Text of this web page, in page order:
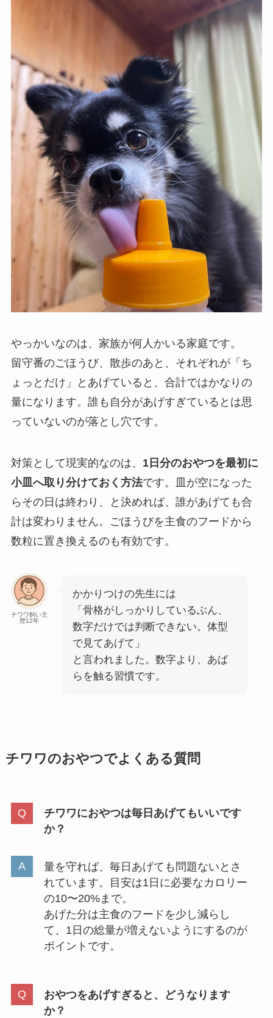
やっかいなのは、家族が何人かいる家庭です。
留守番のごほうび、散歩のあと、それぞれが「ち
ょっとだけ」とあげていると、合計ではかなりの
量になります。誰も自分があげすぎているとは思
っていないのが落とし穴です。
対策として現実的なのは、 1日分のおやつを最初に
小皿へ取り分けておく方法です。皿が空になった
らその日は終わり、と決めれば、誰があげても合
計は変わりません。ごほうびを主食のフードから
数粒に置き換えるのも有効です。
チワワ飼い主
歴12年
かかりつけの先生には
「骨格がしっかりしているぶん、
数字だけでは判断できない。体型
で見てあげて」
と言われました。数字より、あば
らを触る習慣です。
チワワのおやつでよくある質問
チワワにおやつは毎日あげてもいいです
か？
量を守れば、毎日あげても問題ないとさ
れています。目安は1日に必要なカロリー
の10〜20%まで。
あげた分は主食のフードを少し減らし
て、1日の総量が増えないようにするのが
ポイントです。
おやつをあげすぎると、どうなります
か？